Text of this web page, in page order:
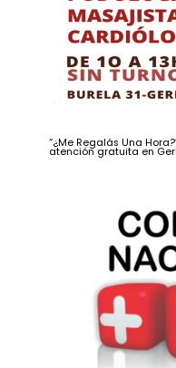
“¿Me Regalás Una
atención gratuita en